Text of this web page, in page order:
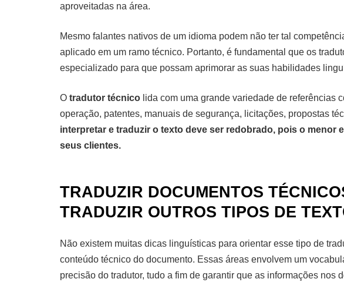
aproveitadas na área.
Mesmo falantes nativos de um idioma podem não ter tal
aplicado em um ramo técnico. Portanto, é fundamental que os
especializado para que possam aprimorar as suas habilidades
O tradutor técnico lida com uma grande variedade de referências
operação, patentes, manuais de segurança, licitações, propostas
interpretar e traduzir o texto deve ser redobrado, pois o menor
seus clientes.
TRADUZIR DOCUMENTOS
TRADUZIR OUTROS TIPOS DE
Não existem muitas dicas linguísticas para orientar esse tipo de
conteúdo técnico do documento. Essas áreas envolvem um
precisão do tradutor, tudo a fim de garantir que as informações nos